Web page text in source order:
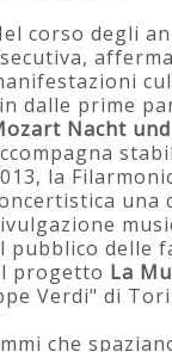
corso degli
dalle prime
Nacht
la
una
pubblico delle
progetto La
Verdi" di
che